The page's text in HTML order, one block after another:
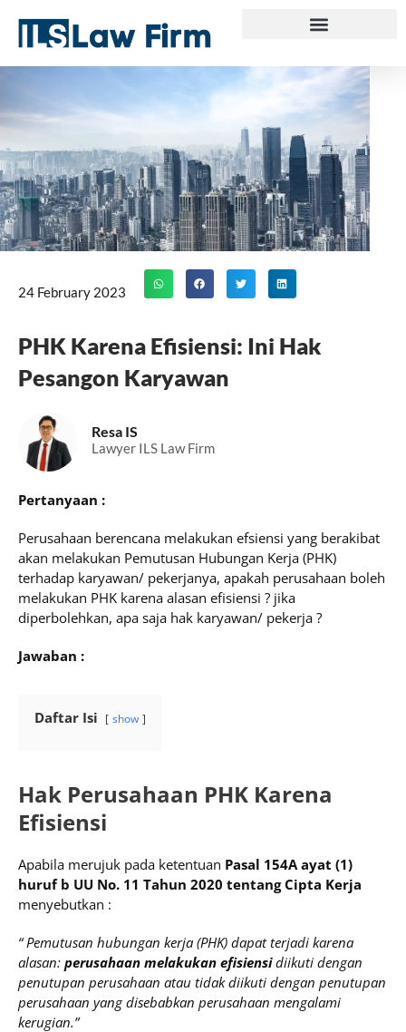
content
24 February 2023
PHK Karena Efisiensi: Ini Hak
Pesangon Karyawan
Resa IS
Lawyer ILS Law Firm
Pertanyaan :
Perusahaan berencana melakukan efsiensi yang berakibat
akan melakukan Pemutusan Hubungan Kerja (PHK)
terhadap karyawan/ pekerjanya, apakah perusahaan boleh
melakukan PHK karena alasan efisiensi ? jika
diperbolehkan, apa saja hak karyawan/ pekerja ?
Jawaban :
Daftar Isi show
Hak Perusahaan PHK Karena
Efisiensi
Apabila merujuk pada ketentuan Pasal 154A ayat (1)
huruf b UU No. 11 Tahun 2020 tentang Cipta Kerja
menyebutkan :
“ Pemutusan hubungan kerja (PHK) dapat terjadi karena
alasan: perusahaan melakukan efisiensidiikuti dengan
penutupan perusahaan atau tidak diikuti dengan penutupan
perusahaan yang disebabkan perusahaan mengalami
kerugian.”